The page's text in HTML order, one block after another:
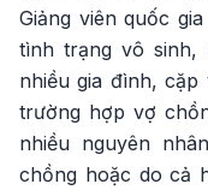
Giảng viên quốc
tình trạng vô sinh,
nhiều gia đình,
trường hợp vợ
nhiều nguyên
chồng hoặc do cả